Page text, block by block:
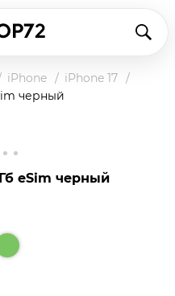
iPhone
iPhone 17
черный
eSim черный